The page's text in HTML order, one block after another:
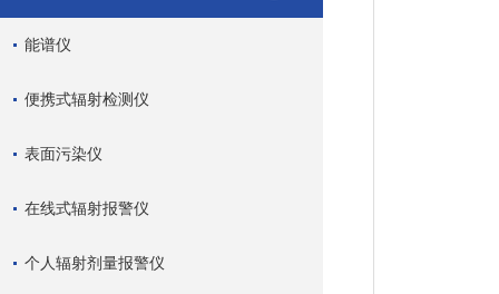
能谱仪
便携式辐射检测仪
表面污染仪
在线式辐射报警仪
个人辐射剂量报警仪